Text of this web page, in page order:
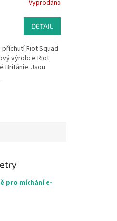
Vyprodáno
DETAIL
příchutí Riot Squad
výrobce Riot
Británie. Jsou
pro míchání e-